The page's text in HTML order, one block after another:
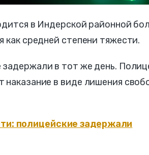
в Индерской районной
как средней степени тяжести.
в тот же день.
наказание в виде лишения
полицейские задержали